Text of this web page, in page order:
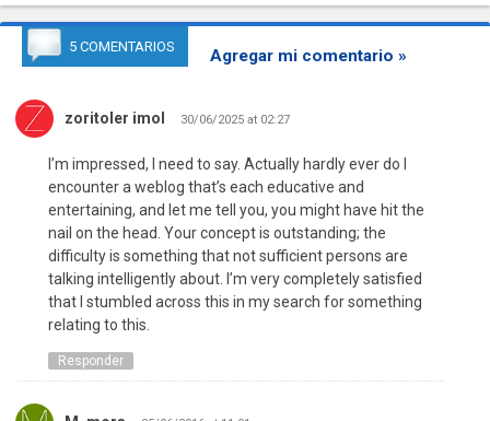
5 COMENTARIOS Agregar mi comentario »
zoritoler imol 30/06/2025 at 02:27
I’m impressed, I need to say. Actually hardly ever do I
encounter a weblog that’s each educative and
entertaining, and let me tell you, you might have hit the
nail on the head. Your concept is outstanding; the
difficulty is something that not sufficient persons are
talking intelligently about. I’m very completely satisfied
that I stumbled across this in my search for something
relating to this.
Responder